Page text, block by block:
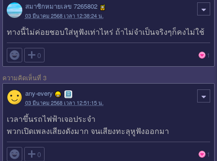
สมาชิกหมายเลข 7265802
03 มีนาคม 2568 เวลา 12:38:24 น.
ทางนี้ไม่ค่อยชอบใส่หูฟังเท่าไหร่ ถ้าไม่จำเป็นจริงๆก็คงไม่ใช้
 0 1
ความคิดเห็นที่ 3
any-every
03 มีนาคม 2568 เวลา 12:51:15 น.
เวลาขึ้นรถไฟฟ้าเจอประจำ
พวกเปิดเพลงเสียงดังมาก จนเสียงทะลุหูฟังออกมา
 0 1